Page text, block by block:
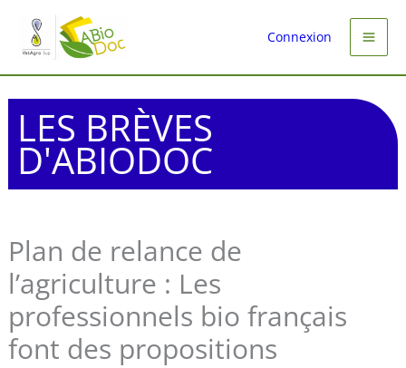
contenu
Connexion
LES BRÈVES
D'ABIODOC
Plan de relance de
l’agriculture : Les
professionnels bio français
font des propositions